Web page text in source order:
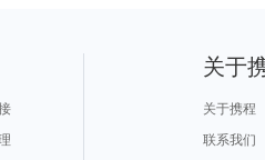
关于
关于携程
联系我们